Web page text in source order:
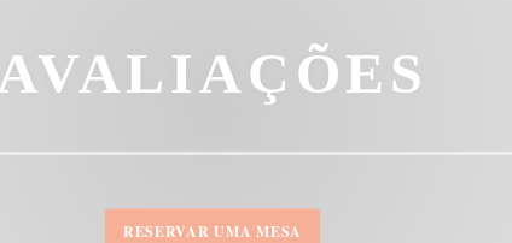
RESERVAR UMA MESA